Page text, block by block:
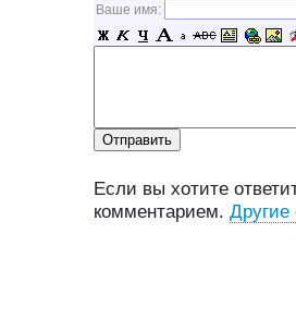
Ваше имя:
Если вы хотите
комментарием. Другие